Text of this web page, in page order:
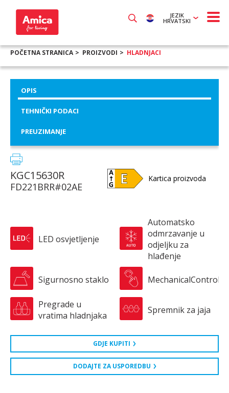
JEZIK
HRVATSKI
POČETNA STRANICA PROIZVODI HLADNJACI
OPIS
TEHNIČKI PODACI
PREUZIMANJE
KGC15630R
FD221BRR#02AE
Kartica proizvoda
LED osvjetljenje
Automatsko
odmrzavanje u
odjeljku za
hlađenje
Sigurnosno staklo MechanicalControl
Pregrade u
vratima hladnjaka
Spremnik za jaja
GDJE KUPITI
DODAJTE ZA USPOREDBU